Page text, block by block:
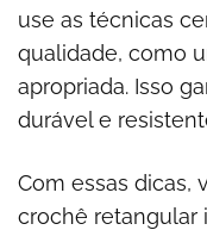
use as técnicas
qualidade, como
apropriada. Isso
durável e
Com essas dicas,
crochê retangular